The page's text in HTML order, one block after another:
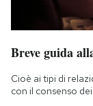
Breve guida
Cioè ai tipi di
con il consenso